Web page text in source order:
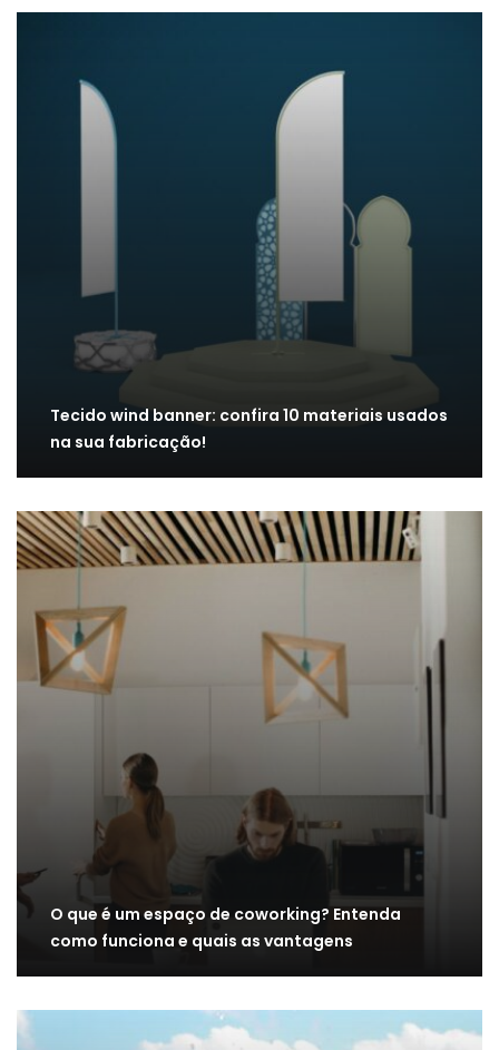
Tecido wind banner: confira 10 materiais usados
na sua fabricação!
O que é um espaço de coworking? Entenda
como funciona e quais as vantagens